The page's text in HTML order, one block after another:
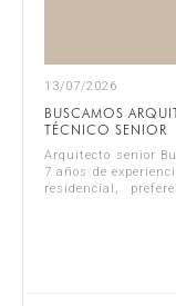
13/07/2026
BUSCAMOS
TÉCNICO SENIOR
Arquitecto senior
7 años de
residencial,